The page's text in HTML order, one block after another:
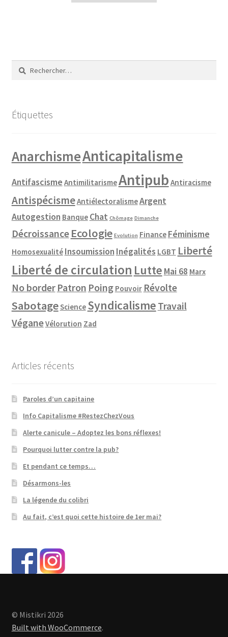
Rechercher :
Étiquettes
AnarchismeAnticapitalisme
Antifascisme AntimilitarismeAntipub Antiracisme
AntispécismeAntiélectoralismeArgent
Autogestion Banque Chat Chômage Dimanche
Décroissance Ecologie Evolution Finance Féminisme
Homosexualité Insoumission Inégalités LGBT Liberté
Liberté de circulation Lutte Mai 68 Marx
No border Patron Poing Pouvoir Révolte
SabotageScience Syndicalisme Travail
VéganeVélorution Zad
Articles récents
Paroles d’un capitaine
Info Capitalisme #RestezChezVous
Alerte canicule – Adoptez les bons réflexes!
Pourquoi lutter contre la pub?
Et pendant ce temps…
Désarmons-les
La légende du colibri
Au fait, c’est quoi cette histoire de 1er mai?
© Mistikri 2026
Built with WooCommerce.